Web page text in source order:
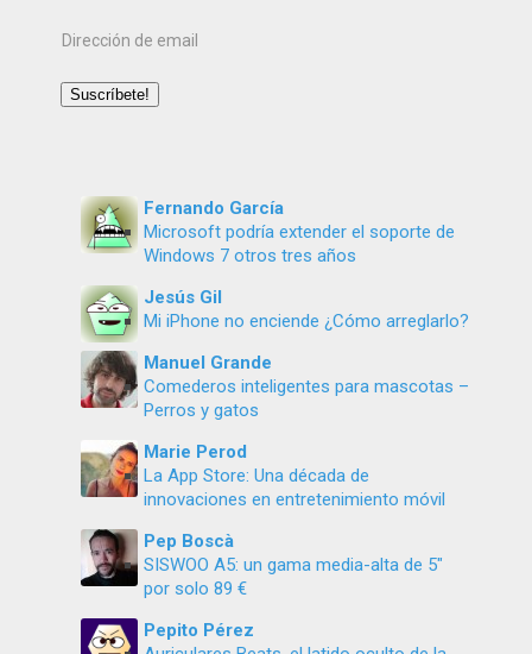
Dirección
email
Suscríbete!
Fernando García
Microsoft podría extender el soporte de
Windows 7 otros tres años
Jesús Gil
Mi iPhone no enciende ¿Cómo arreglarlo?
Manuel Grande
Comederos inteligentes para mascotas –
Perros y gatos
Marie Perod
La App Store: Una década de
innovaciones en entretenimiento móvil
Pep Boscà
SISWOO A5: un gama media-alta de 5″
por solo 89 €
Pepito Pérez